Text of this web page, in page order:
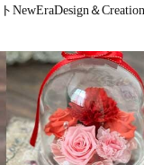
NewEraDesign＆